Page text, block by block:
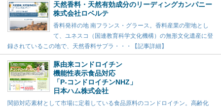
天然香料・天然有効成分のリーディングカンパニー
株式会社ロベルテ
香料発祥の地 南フランス・グラース。香料産業の聖地とし
て、ユネスコ（国連教育科学文化機構）の無形文化遺産に登
録されているこの地で、天然香料サプラ・・・【記事詳細】
豚由来コンドロイチン
機能性表示食品対応
「P-コンドロイチンNHZ」
日本ハム株式会社
関節対応素材として市場に定着している食品原料のコンドロイチン。高齢化